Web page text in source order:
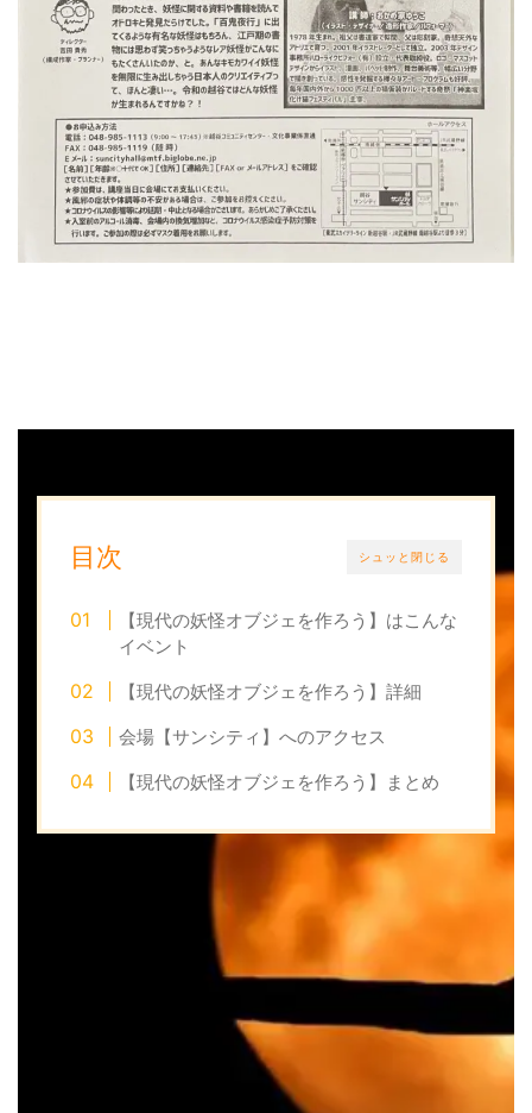
シュッと閉じる
目次
【現代の妖怪オブジェを作ろう】はこんな
イベント
【現代の妖怪オブジェを作ろう】詳細
会場【サンシティ】へのアクセス
【現代の妖怪オブジェを作ろう】まとめ